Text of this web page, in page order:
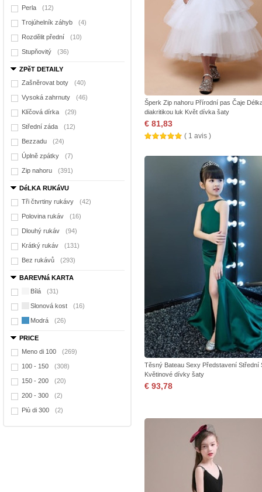
Perla (12)
Trojúhelník záhyb (4)
Rozdělit přední (10)
Stupňovitý (36)
ZPěT DETAILY
Zašněrovat boty
(40)
Vysoká zahrnuty (46)
Klíčová dírka (29)
Střední záda (12)
Bezzadu (24)
Úplně zpátky (7)
Zip nahoru (391)
DéLKA RUKáVU
Tři čtvrtiny rukávy
(42)
Polovina rukáv (16)
Dlouhý rukáv (94)
Krátký rukáv (131)
Bez rukávů (293)
BAREVNá KARTA
Bílá
(31)
Slonová kost (16)
Modrá (26)
PRICE
Meno di 100
(269)
100 - 150 (308)
150 - 200 (20)
200 - 300 (2)
Più di 300 (2)
Šperk Zip nahoru Přírodní pas Čaje
diakritikou luk Květ dívka šaty
€ 81,83
( 1 avis )
Těsný Bateau Sexy Představení Střední
Květinové dívky šaty
€ 93,78